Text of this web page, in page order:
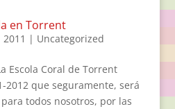
en Torrent
| Uncategorized
Escola Coral de Torrent
2012 que seguramente, será
todos nosotros, por las